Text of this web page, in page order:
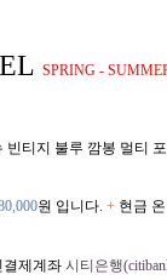
SPRING -
빈티지 불루 깜봉 멀티
원 입니다. + 현금
결제계좌 시티은행